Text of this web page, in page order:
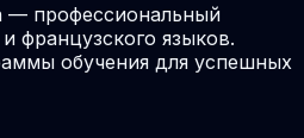
— профессиональный
французского языков.
обучения для успешных